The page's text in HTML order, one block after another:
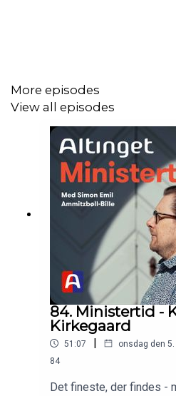
More episodes
View all episodes
84. Ministertid -
Kirkegaard
51:07 | onsdag den
84
Det fineste, der findes -